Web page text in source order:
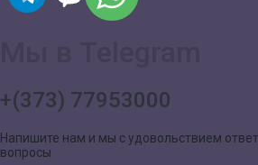
+(373) 77953000
Напишите нам и мы с удовольствием
вопросы